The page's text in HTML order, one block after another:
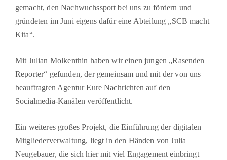
gemacht, den Nachwuchssport bei uns zu fördern und
gründeten im Juni eigens dafür eine Abteilung „SCB macht
Kita“.
Mit Julian Molkenthin haben wir einen jungen „Rasenden
Reporter“ gefunden, der gemein­sam und mit der von uns
beauftragten Agentur Eure Nachrichten auf den
Socialmedia-Ka­nälen veröffentlicht.
Ein weiteres großes Projekt, die Einführung der digitalen
Mitgliederverwaltung, liegt in den Händen von Julia
Neugebauer, die sich hier mit viel Engagement einbringt